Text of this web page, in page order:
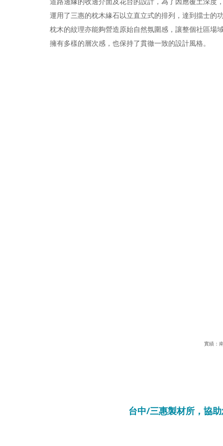
運用了三惠的枕木緣石以立直立式的排列，達到擋士的
枕木的紋理亦能夠營造原始自然氛圍感，讓整個社區場
擁有多樣的層次感，也保持了貫徹一致的設計風格。
實績：
台中/三惠製材所，協